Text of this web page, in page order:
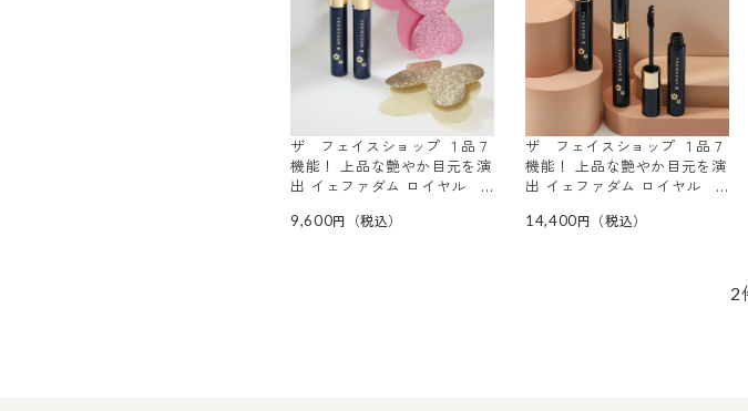
ザ フェイスショップ １品７
機能！ 上品な艶やか目元を演
出 イェファダム ロイヤル
ト
9,600
ザ フェイスショップ １品７
機能！ 上品な艶やか目元を演
出 イェファダム ロイヤル
14,400
2